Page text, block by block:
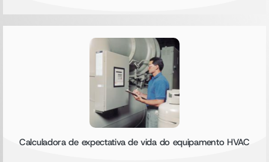
Calculadora de expectativa de vida do equipamento HVAC